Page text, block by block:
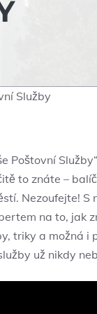
Služby
Poštovní
to znáte –
Nezoufejte! S
na to, jak
triky a možná i
už nikdy